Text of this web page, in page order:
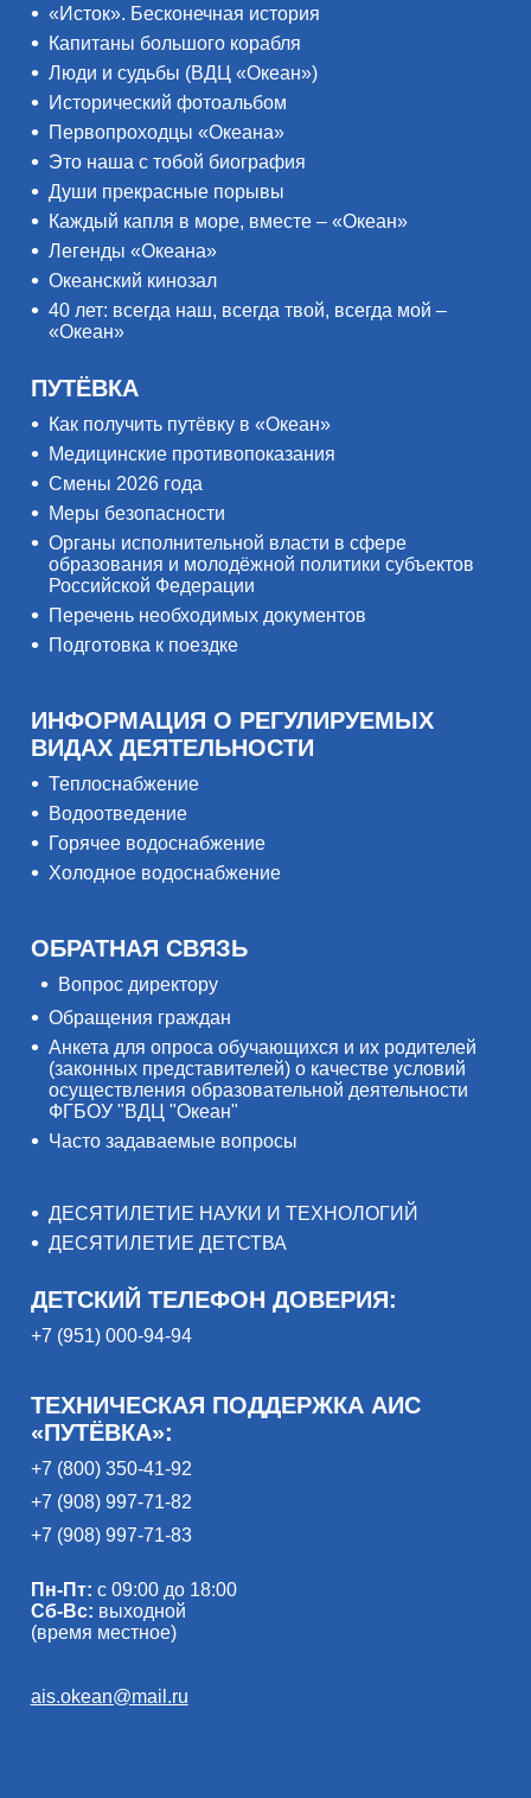
«Исток». Бесконечная история
Капитаны большого корабля
Люди и судьбы (ВДЦ «Океан»)
Исторический фотоальбом
Первопроходцы «Океана»
Это наша с тобой биография
Души прекрасные порывы
Каждый капля в море, вместе – «Океан»
Легенды «Океана»
Океанский кинозал
40 лет: всегда наш, всегда твой, всегда мой –
«Океан»
ПУТЁВКА
Как получить путёвку в «Океан»
Медицинские противопоказания
Смены 2026 года
Меры безопасности
Органы исполнительной власти в сфере
образования и молодёжной политики субъектов
Российской Федерации
Перечень необходимых документов
Подготовка к поездке
ИНФОРМАЦИЯ О РЕГУЛИРУЕМЫХ
ВИДАХ ДЕЯТЕЛЬНОСТИ
Теплоснабжение
Водоотведение
Горячее водоснабжение
Холодное водоснабжение
ОБРАТНАЯ СВЯЗЬ
Вопрос директору
Обращения граждан
Анкета для опроса обучающихся и их родителей
(законных представителей) о качестве условий
осуществления образовательной деятельности
ФГБОУ "ВДЦ "Океан"
Часто задаваемые вопросы
ДЕСЯТИЛЕТИЕ НАУКИ И ТЕХНОЛОГИЙ
ДЕСЯТИЛЕТИЕ ДЕТСТВА
ДЕТСКИЙ ТЕЛЕФОН ДОВЕРИЯ:
+7 (951) 000-94-94
ТЕХНИЧЕСКАЯ ПОДДЕРЖКА АИС
«ПУТЁВКА»:
+7 (800) 350-41-92
+7 (908) 997-71-82
+7 (908) 997-71-83
Пн-Пт: с 09:00 до 18:00
Сб-Вс: выходной
(время местное)
ais.okean@mail.ru